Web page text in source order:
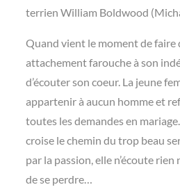
terrien William Boldwood
Quand vient le moment de faire
attachement farouche à son
d’écouter son coeur. La jeune
appartenir à aucun homme et
toutes les demandes en
croise le chemin du trop beau
par la passion, elle n’écoute
de se perdre…